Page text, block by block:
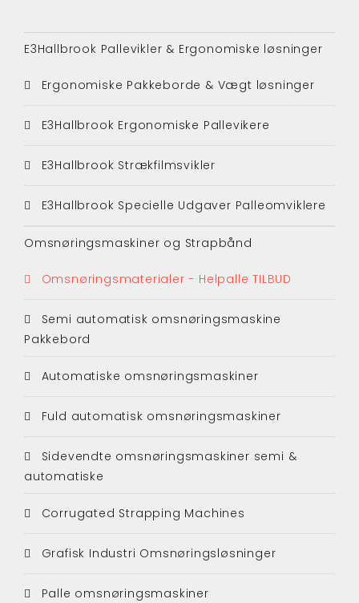
E3Hallbrook Pallevikler & Ergonomiske løsninger
Ergonomiske Pakkeborde & Vægt løsninger
E3Hallbrook Ergonomiske Pallevikere
E3Hallbrook Strækfilmsvikler
E3Hallbrook Specielle Udgaver Palleomviklere
Omsnøringsmaskiner og Strapbånd
Omsnøringsmaterialer - Helpalle TILBUD
Semi automatisk omsnøringsmaskine
Pakkebord
Automatiske omsnøringsmaskiner
Fuld automatisk omsnøringsmaskiner
Sidevendte omsnøringsmaskiner semi &
automatiske
Corrugated Strapping Machines
Grafisk Industri Omsnøringsløsninger
Palle omsnøringsmaskiner